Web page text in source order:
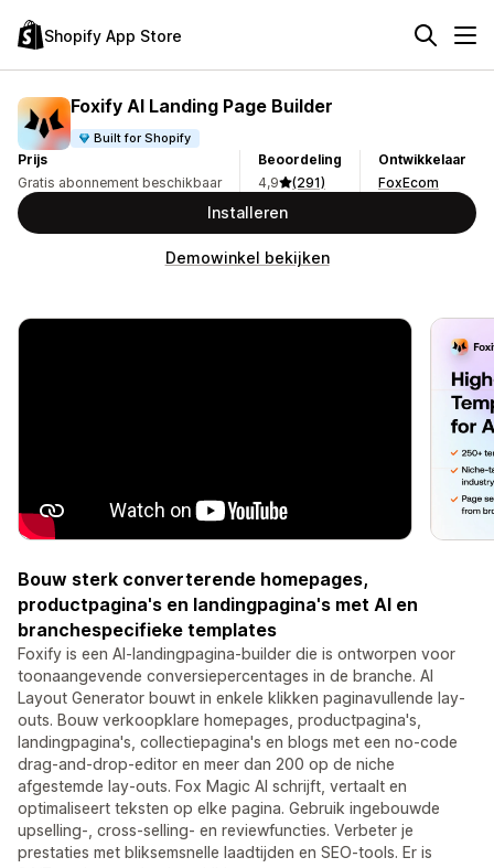
Shopify App Store
Foxify AI Landing Page Builder
Built for Shopify
Prijs
Gratis abonnement beschikbaar
Beoordeling
4,9
(291)
Ontwikkelaar
FoxEcom
Installeren
Demowinkel bekijken
Bouw sterk converterende homepages,
productpagina's en landingpagina's met AI en
branchespecifieke templates
Foxify is een AI-landingpagina-builder die is ontworpen voor
toonaangevende conversiepercentages in de branche. AI
Layout Generator bouwt in enkele klikken paginavullende lay-
outs. Bouw verkoopklare homepages, productpagina's,
landingpagina's, collectiepagina's en blogs met een no-code
drag-and-drop-editor en meer dan 200 op de niche
afgestemde lay-outs. Fox Magic AI schrijft, vertaalt en
optimaliseert teksten op elke pagina. Gebruik ingebouwde
upselling-, cross-selling- en reviewfuncties. Verbeter je
prestaties met bliksemsnelle laadtijden en SEO-tools. Er is